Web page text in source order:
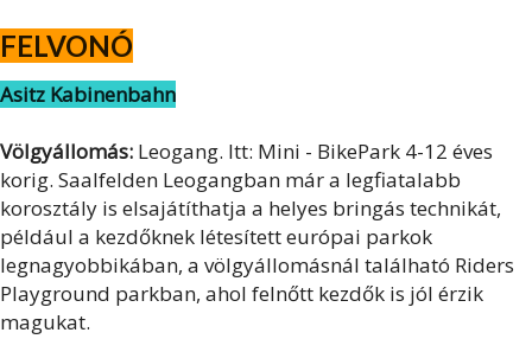
FELVONÓ
Asitz Kabinenbahn
Völgyállomás: Leogang. Itt: Mini - BikePark 4-12 éves
korig. Saalfelden Leogangban már a legfiatalabb
korosztály is elsajátíthatja a helyes bringás technikát,
például a kezdőknek létesített európai parkok
legnagyobbikában, a völgyállomásnál található Riders
Playground parkban, ahol felnőtt kezdők is jól érzik
magukat.